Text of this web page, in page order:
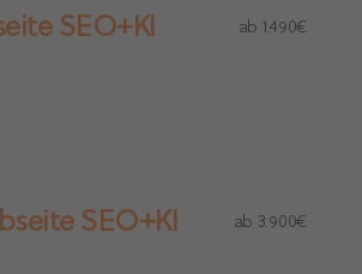
SEO+KI ab 1.490€
SEO+KI ab 3.900€